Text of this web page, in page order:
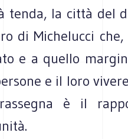
tenda, la città del
di Michelucci
e a quello
e il loro
è il